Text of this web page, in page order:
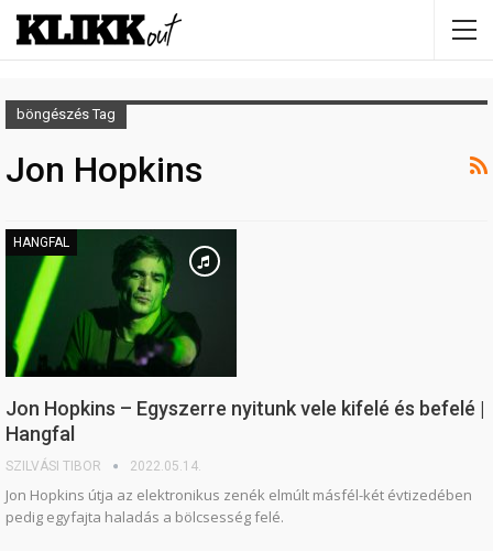
böngészés Tag
Jon Hopkins
HANGFAL
Jon Hopkins – Egyszerre nyitunk vele kifelé és befelé |
Hangfal
SZILVÁSI TIBOR 2022.05.14.
Jon Hopkins útja az elektronikus zenék elmúlt másfél-két évtizedében
pedig egyfajta haladás a bölcsesség felé.